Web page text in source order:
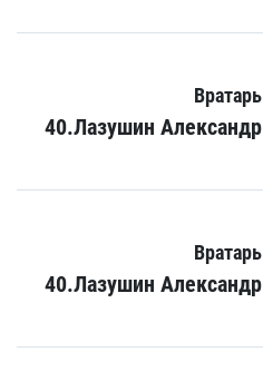
Вратарь
40.Лазушин Александр
Вратарь
40.Лазушин Александр